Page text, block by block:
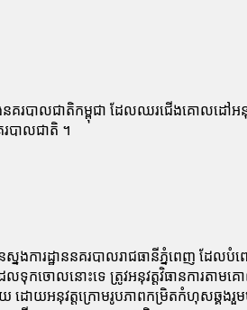
គរបាល​ជាតិ​កម្ពុជា ដែល​ឈរជើង​គោលដៅ​អនុ
បាល​ជាតិ ។
រដ្ឋាន​នគរបាល​រាជធានី​ភ្នំពេញ ដែល​បំពេញភ
ែល​ទុក​ចោល​នោះ​ទេ ត្រូវ​អនុវត្ត​វិធានការ​តា
ោយ​អនុវត្ត​ក្រោម​រូបភាព​កម្រិត​កំហុសឆ្គង​រួម​ម